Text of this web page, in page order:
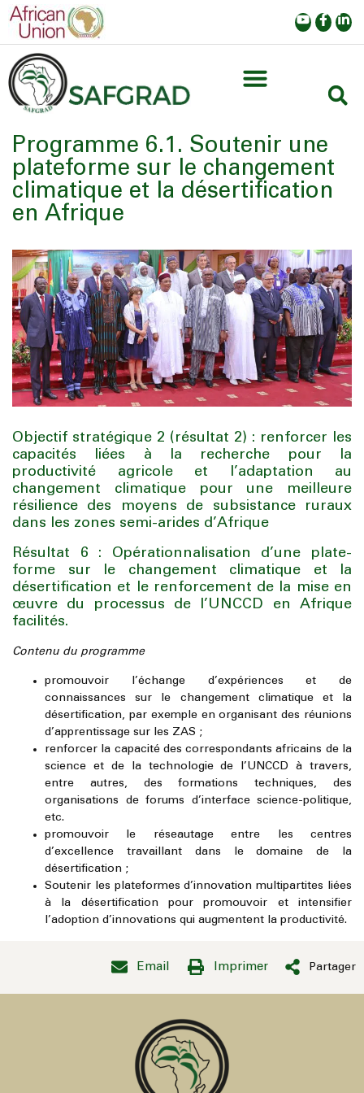
Programme 6.1. Soutenir une
plateforme sur le changement
climatique et la désertification
en Afrique
Objectif stratégique 2 (résultat 2) : renforcer les
capacités liées à la recherche pour la
productivité agricole et l’adaptation au
changement climatique pour une meilleure
résilience des moyens de subsistance ruraux
dans les zones semi-arides d’Afrique
Résultat 6 : Opérationnalisation d’une plate-
forme sur le changement climatique et la
désertification et le renforcement de la mise en
œuvre du processus de l’UNCCD en Afrique
facilités.
Contenu du programme
promouvoir l’échange d’expériences et de
connaissances sur le changement climatique et la
désertification, par exemple en organisant des réunions
d’apprentissage sur les ZAS ;
renforcer la capacité des correspondants africains de la
science et de la technologie de l’UNCCD à travers,
entre autres, des formations techniques, des
organisations de forums d’interface science-politique,
etc.
promouvoir le réseautage entre les centres
d’excellence travaillant dans le domaine de la
désertification ;
Soutenir les plateformes d’innovation multipartites liées
à la désertification pour promouvoir et intensifier
l’adoption d’innovations qui augmentent la productivité.
Email Imprimer Partager